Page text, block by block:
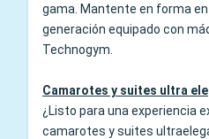
gama. Mantente en forma
generación equipado con
Technogym.
Camarotes y suites ultra
¿Listo para una experiencia
camarotes y suites